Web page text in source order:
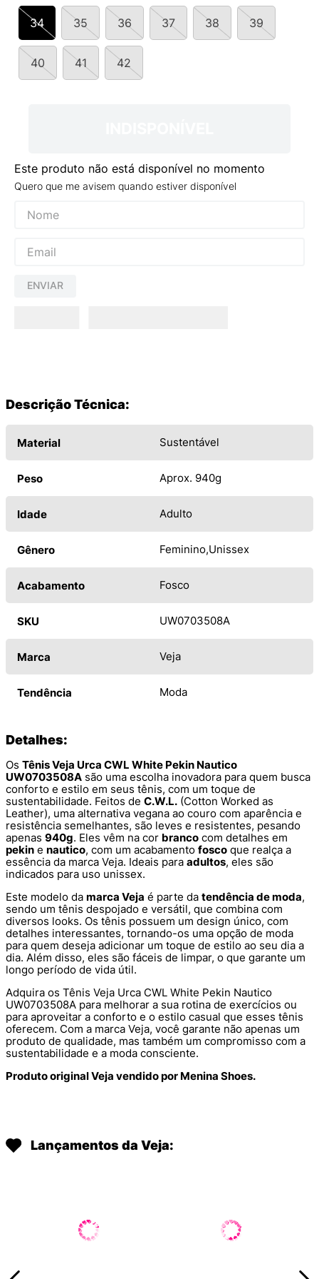
34 35 36 37 38 39
40 41 42
Este produto não está disponível no momento
Quero que me avisem quando estiver disponível
ENVIAR
Descrição Técnica:
Material Sustentável
Peso Aprox. 940g
Idade Adulto
Gênero Feminino Unissex
Acabamento Fosco
SKU UW0703508A
Marca Veja
Tendência Moda
Detalhes:
Os Tênis Veja Urca CWL White Pekin Nautico
UW0703508A são uma escolha inovadora para quem busca
conforto e estilo em seus tênis, com um toque de
sustentabilidade. Feitos de C.W.L. (Cotton Worked as
Leather), uma alternativa vegana ao couro com aparência e
resistência semelhantes, são leves e resistentes, pesando
apenas 940g. Eles vêm na cor branco com detalhes em
pekin e nautico, com um acabamento fosco que realça a
essência da marca Veja. Ideais para adultos, eles são
indicados para uso unissex.
Este modelo da marca Veja é parte da tendência de moda,
sendo um tênis despojado e versátil, que combina com
diversos looks. Os tênis possuem um design único, com
detalhes interessantes, tornando-os uma opção de moda
para quem deseja adicionar um toque de estilo ao seu dia a
dia. Além disso, eles são fáceis de limpar, o que garante um
longo período de vida útil.
Adquira os Tênis Veja Urca CWL White Pekin Nautico
UW0703508A para melhorar a sua rotina de exercícios ou
para aproveitar a conforto e o estilo casual que esses tênis
oferecem. Com a marca Veja, você garante não apenas um
produto de qualidade, mas também um compromisso com a
sustentabilidade e a moda consciente.
Produto original Veja vendido por Menina Shoes.
Lançamentos da Veja:
9º
VANS TÊNIS VANS ULTRARANGE
10º NEW 530